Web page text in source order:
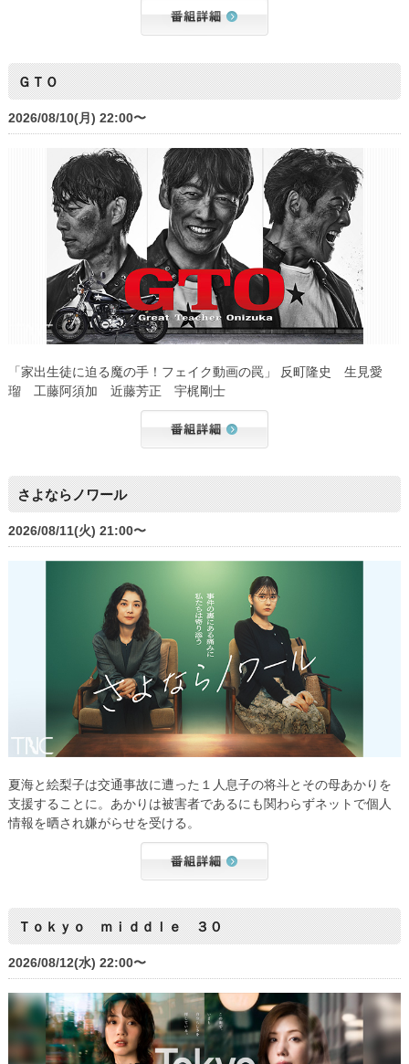
ＧＴＯ
2026/08/10(月) 22:00〜
「家出生徒に迫る魔の手！フェイク動画の罠」 反町隆史 生見愛
瑠 工藤阿須加 近藤芳正 宇梶剛士
さよならノワール
2026/08/11(火) 21:00〜
夏海と絵梨子は交通事故に遭った１人息子の将斗とその母あかりを
支援することに。あかりは被害者であるにも関わらずネットで個人
情報を晒され嫌がらせを受ける。
Ｔｏｋｙｏ ｍｉｄｄｌｅ ３０
2026/08/12(水) 22:00〜